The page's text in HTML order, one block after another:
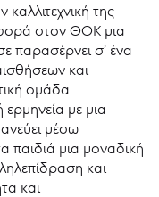
της
στον ΘΟΚ μια
παρασέρνει σ’ ένα
και
ομάδα
με μια
μέσω
παιδιά μια μοναδική
και
και